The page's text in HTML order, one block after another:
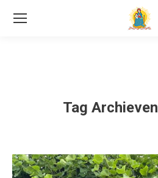
Tag Archieven